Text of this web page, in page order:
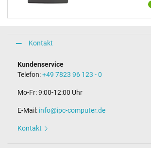
Kontakt
Kundenservice
Telefon:+49 7823 96 123 - 0
Mo-Fr: 9:00-12:00 Uhr
E-Mail: info@ipc-computer.de
Kontakt